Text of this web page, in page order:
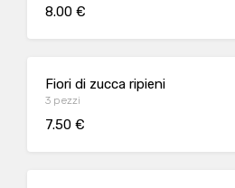
8.00 €
Fiori di zucca ripieni
3 pezzi
7.50 €